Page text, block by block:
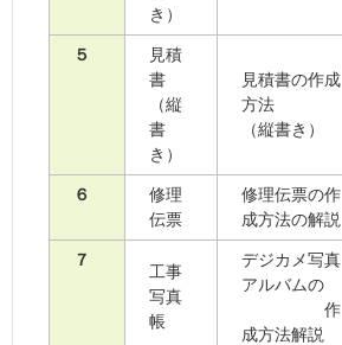
き）
５
見積
書
（縦
書
き）
見積書の作成
方法
（縦書き）
６
修理
伝票
修理伝票の作
成方法の解説
７
工事
写真
帳
デジカメ写真
アルバムの
作
成方法解説